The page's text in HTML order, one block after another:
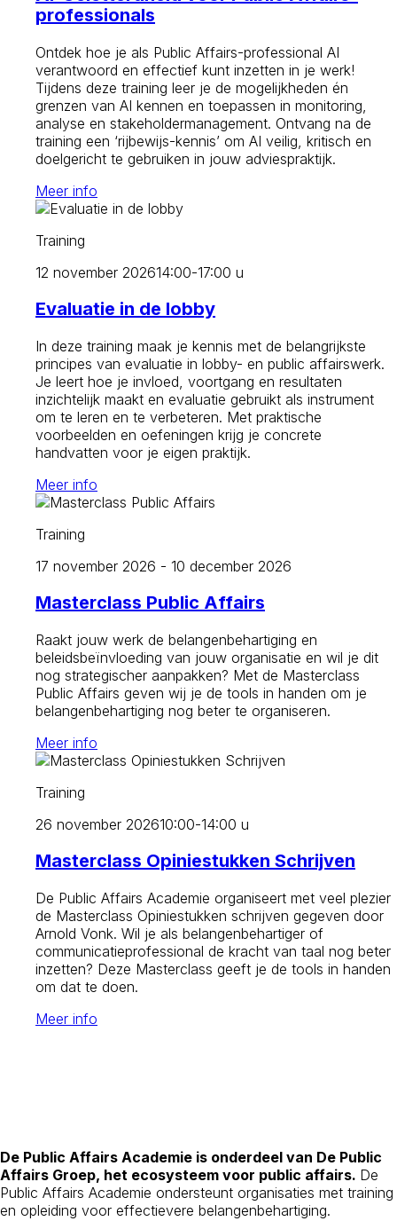
professionals
Ontdek hoe je als Public Affairs-professional AI
verantwoord en effectief kunt inzetten in je werk!
Tijdens deze training leer je de mogelijkheden én
grenzen van AI kennen en toepassen in monitoring,
analyse en stakeholdermanagement. Ontvang na de
training een ‘rijbewijs-kennis’ om AI veilig, kritisch en
doelgericht te gebruiken in jouw adviespraktijk.
Meer info
Training
12 november 202614:00-17:00 u
Evaluatie in de lobby
In deze training maak je kennis met de belangrijkste
principes van evaluatie in lobby- en public affairswerk.
Je leert hoe je invloed, voortgang en resultaten
inzichtelijk maakt en evaluatie gebruikt als instrument
om te leren en te verbeteren. Met praktische
voorbeelden en oefeningen krijg je concrete
handvatten voor je eigen praktijk.
Meer info
Training
17 november 2026 - 10 december 2026
Masterclass Public Affairs
Raakt jouw werk de belangenbehartiging en
beleidsbeïnvloeding van jouw organisatie en wil je dit
nog strategischer aanpakken? Met de Masterclass
Public Affairs geven wij je de tools in handen om je
belangenbehartiging nog beter te organiseren.
Meer info
Training
26 november 202610:00-14:00 u
Masterclass Opiniestukken Schrijven
De Public Affairs Academie organiseert met veel plezier
de Masterclass Opiniestukken schrijven gegeven door
Arnold Vonk. Wil je als belangenbehartiger of
communicatieprofessional de kracht van taal nog beter
inzetten? Deze Masterclass geeft je de tools in handen
om dat te doen.
Meer info
De Public Affairs Academie is onderdeel van De Public
Affairs Groep, het ecosysteem voor public affairs. De
Public Affairs Academie ondersteunt organisaties met training
en opleiding voor effectievere belangenbehartiging.